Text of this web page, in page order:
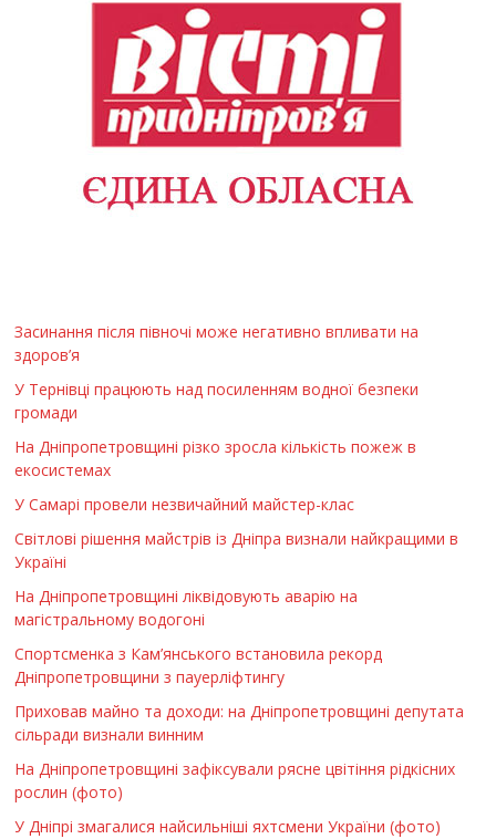
Засинання після півночі може негативно впливати на
здоров’я
У Тернівці працюють над посиленням водної безпеки
громади
На Дніпропетровщині різко зросла кількість пожеж в
екосистемах
У Самарі провели незвичайний майстер-клас
Світлові рішення майстрів із Дніпра визнали найкращими в
Україні
На Дніпропетровщині ліквідовують аварію на
магістральному водогоні
Спортсменка з Кам’янського встановила рекорд
Дніпропетровщини з пауерліфтингу
Приховав майно та доходи: на Дніпропетровщині депутата
сільради визнали винним
На Дніпропетровщині зафіксували рясне цвітіння рідкісних
рослин (фото)
У Дніпрі змагалися найсильніші яхтсмени України (фото)